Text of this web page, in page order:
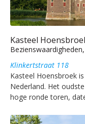
Kasteel
Klinkertstraat 118
Kasteel Hoensbroek
Nederland. Het
hoge ronde toren,